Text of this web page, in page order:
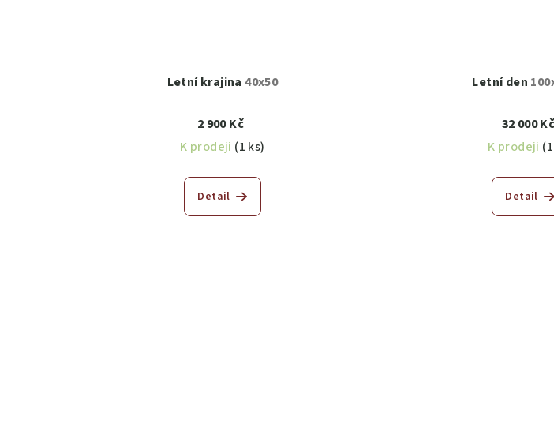
Letní krajina40x50
2 900 Kč
K prodeji (1 ks)
Detail
Letní den
32 000 Kč
K prodeji
Detail